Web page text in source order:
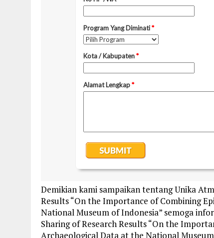
Demikian kami sampaikan tentang Unika
Results “On the Importance of Combining
National Museum of Indonesia” semoga
Sharing of Research Results “On the
Archaeological Data at the National